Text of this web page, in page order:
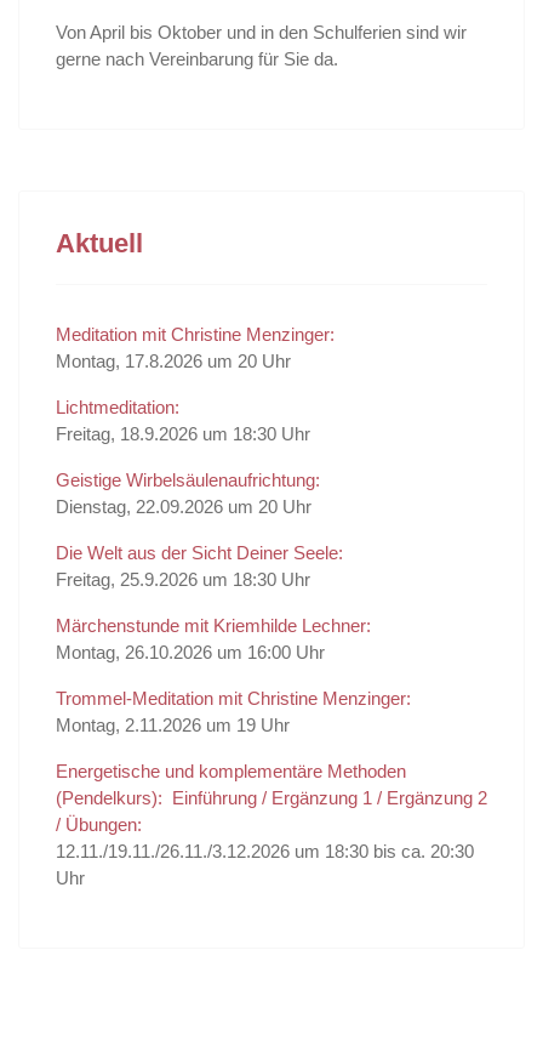
Von April bis Oktober und in den Schulferien sind wir
gerne nach Vereinbarung für Sie da.
Aktuell
Meditation mit Christine Menzinger:
Montag, 17.8.2026 um 20 Uhr
Lichtmeditation:
Freitag, 18.9.2026 um 18:30 Uhr
Geistige Wirbelsäulenaufrichtung:
Dienstag, 22.09.2026 um 20 Uhr
Die Welt aus der Sicht Deiner Seele:
Freitag, 25.9.2026 um 18:30 Uhr
Märchenstunde mit Kriemhilde Lechner:
Montag, 26.10.2026 um 16:00 Uhr
Trommel-Meditation mit Christine Menzinger:
Montag, 2.11.2026 um 19 Uhr
Energetische und komplementäre Methoden
(Pendelkurs): Einführung / Ergänzung 1 / Ergänzung 2
/ Übungen:
12.11./19.11./26.11./3.12.2026 um 18:30 bis ca. 20:30
Uhr